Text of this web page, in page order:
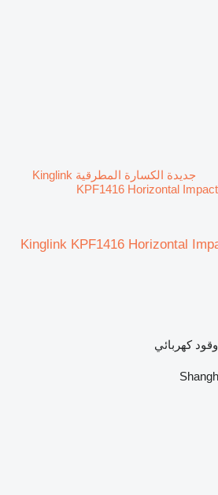
جديدة الكسارة المطرقية Kinglink
KPF1416 Horizontal
Kinglink KPF1416 Horizontal
وقود كهربائي